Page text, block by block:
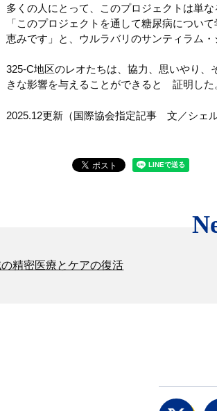
多くの人にとって、このプロジェクトは単
「このプロジェクトを通して糖尿病につい
恵みです」と、ウルラバリのサンティラム・
325-C地区のレオたちは、協力、思いやり
きな影響を与えることができると 証明した
2025.12更新（国際協会指定記事 文／シェ
精密医療とケアの復活